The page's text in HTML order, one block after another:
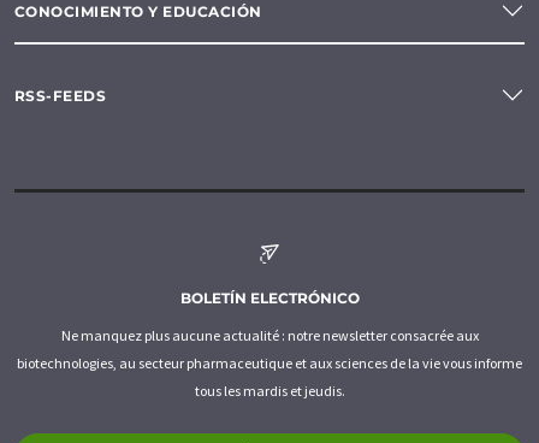
CONOCIMIENTO Y EDUCACIÓN
RSS-FEEDS
BOLETÍN ELECTRÓNICO
Ne manquez plus aucune actualité : notre newsletter consacrée aux
biotechnologies, au secteur pharmaceutique et aux sciences de la vie vous informe
tous les mardis et jeudis.